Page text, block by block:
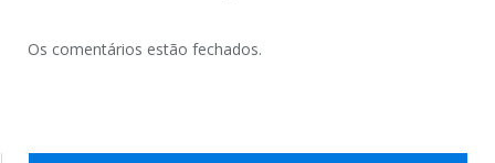
Os comentários estão fechados.